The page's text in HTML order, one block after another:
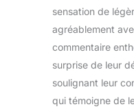
sensation de
agréablement
commentaire
surprise de leur
soulignant leur
qui témoigne de